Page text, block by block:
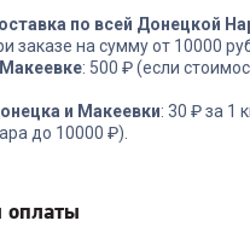
по всей Донецкой
заказе на сумму от 10000
: 500 ₽ (если
и Макеевки: 30 ₽ за 1
до 10000 ₽).
оплаты